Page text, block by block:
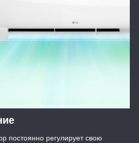
постоянно регулирует свою